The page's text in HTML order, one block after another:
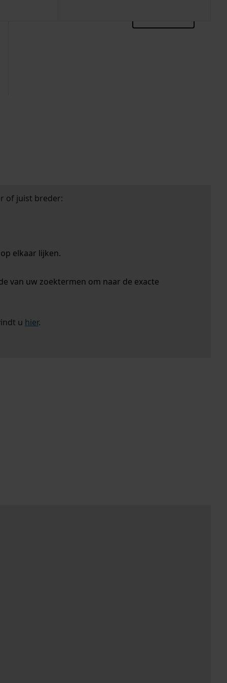
of juist breder:
elkaar lijken.
van uw zoektermen om naar de exacte
u hier.